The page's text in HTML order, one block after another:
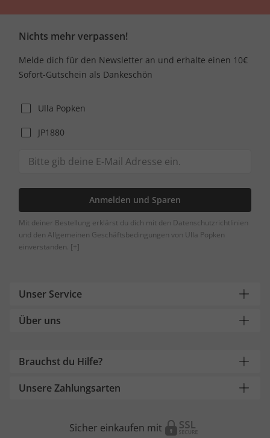
Nichts mehr verpassen!
Melde dich für den Newsletter an und erhalte einen 10€
Sofort-Gutschein als Dankeschön
Ulla Popken
JP1880
Anmelden und Sparen
Mit deiner Bestellung erklärst du dich mit den Datenschutzrichtlinien
und den Allgemeinen Geschäftsbedingungen von Ulla Popken
einverstanden. [+]
Unser Service
Über uns
Brauchst du Hilfe?
Unsere Zahlungsarten
Sicher einkaufen mit